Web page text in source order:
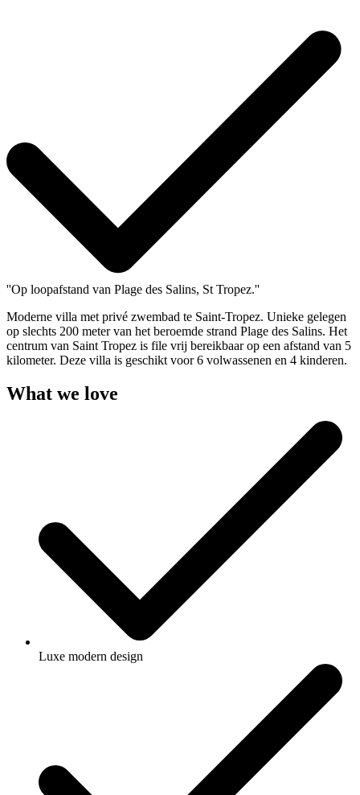
''Op loopafstand van Plage des Salins, St Tropez.''
Moderne villa met privé zwembad te Saint-Tropez. Unieke gelegen
op slechts 200 meter van het beroemde strand Plage des Salins. Het
centrum van Saint Tropez is file vrij bereikbaar op een afstand van 5
kilometer. Deze villa is geschikt voor 6 volwassenen en 4 kinderen.
What we love
Luxe modern design